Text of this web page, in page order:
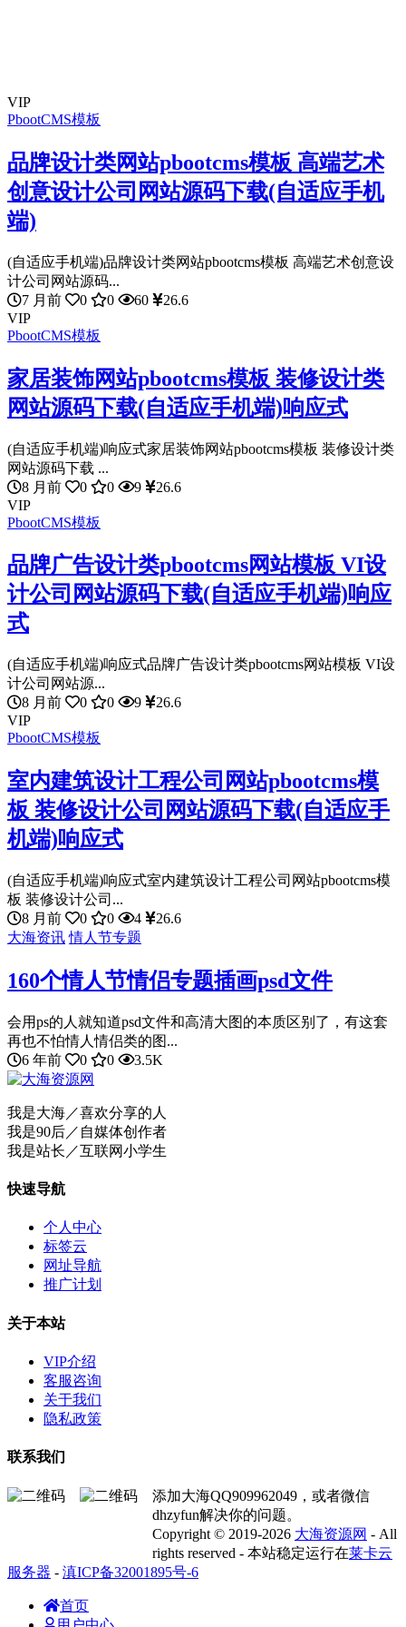
VIP
PbootCMS模板
品牌设计类网站pbootcms模板 高端艺术
创意设计公司网站源码下载(自适应手机
端)
(自适应手机端)品牌设计类网站pbootcms模板 高端艺术创意设
计公司网站源码...
7 月前
0 0 60
26.6
VIP
PbootCMS模板
家居装饰网站pbootcms模板 装修设计类
网站源码下载(自适应手机端)响应式
(自适应手机端)响应式家居装饰网站pbootcms模板 装修设计类
网站源码下载 ...
8 月前
0 0 9
26.6
VIP
PbootCMS模板
品牌广告设计类pbootcms网站模板 VI设
计公司网站源码下载(自适应手机端)响应
式
(自适应手机端)响应式品牌广告设计类pbootcms网站模板 VI设
计公司网站源...
8 月前
0 0 9
26.6
VIP
PbootCMS模板
室内建筑设计工程公司网站pbootcms模
板 装修设计公司网站源码下载(自适应手
机端)响应式
(自适应手机端)响应式室内建筑设计工程公司网站pbootcms模
板 装修设计公司...
8 月前
0 0 4
26.6
大海资讯 情人节专题
160个情人节情侣专题插画psd文件
会用ps的人就知道psd文件和高清大图的本质区别了，有这套
再也不怕情人情侣类的图...
6 年前
0 0 3.5K
我是大海／喜欢分享的人
我是90后／自媒体创作者
我是站长／互联网小学生
快速导航
个人中心
标签云
网址导航
推广计划
关于本站
VIP介绍
客服咨询
关于我们
隐私政策
联系我们
添加大海QQ909962049，或者微信
dhzyfun解决你的问题。
Copyright © 2019-2026 大海资源网 - All
rights reserved - 本站稳定运行在莱卡云
服务器 - 滇ICP备32001895号-6
首页